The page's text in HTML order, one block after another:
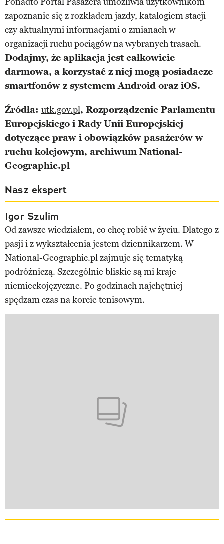
zapoznanie się z rozkładem jazdy, katalogiem stacji
czy aktualnymi informacjami o zmianach w
organizacji ruchu pociągów na wybranych trasach.
Dodajmy, że aplikacja jest całkowicie
darmowa, a korzystać z niej mogą posiadacze
smartfonów z systemem Android oraz iOS.
Źródła: utk.gov.pl, Rozporządzenie Parlamentu
Europejskiego i Rady Unii Europejskiej
dotyczące praw i obowiązków pasażerów w
ruchu kolejowym, archiwum National-
Geographic.pl
Nasz ekspert
Igor Szulim
Od zawsze wiedziałem, co chcę robić w życiu. Dlatego z
pasji i z wykształcenia jestem dziennikarzem. W
National-Geographic.pl zajmuje się tematyką
podróżniczą. Szczególnie bliskie są mi kraje
niemieckojęzyczne. Po godzinach najchętniej
spędzam czas na korcie tenisowym.